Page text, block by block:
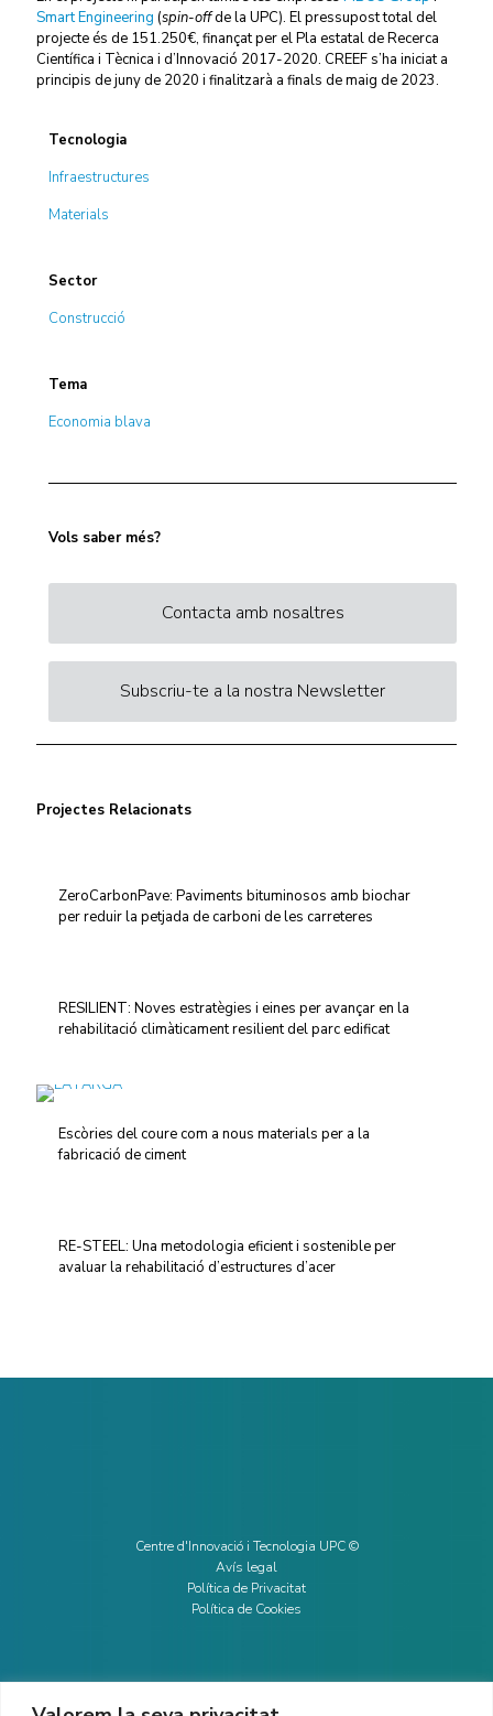
Smart Engineering (spin-offde la UPC). El pressupost total del
projecte és de 151.250€, finançat per el Pla estatal de Recerca
Científica i Tècnica i d’Innovació 2017-2020. CREEF s’ha iniciat a
principis de juny de 2020 i finalitzarà a finals de maig de 2023.
Tecnologia
Infraestructures
Materials
Sector
Construcció
Tema
Economia blava
Vols saber més?
Contacta amb nosaltres
Subscriu-te a la nostra Newsletter
Projectes Relacionats
ZeroCarbonPave: Paviments bituminosos amb biochar
per reduir la petjada de carboni de les carreteres
RESILIENT: Noves estratègies i eines per avançar en la
rehabilitació climàticament resilient del parc edificat
Escòries del coure com a nous materials per a la
fabricació de ciment
RE-STEEL: Una metodologia eficient i sostenible per
avaluar la rehabilitació d’estructures d’acer
Centre d'Innovació i Tecnologia UPC ©
Avís legal
Política de Privacitat
Política de Cookies